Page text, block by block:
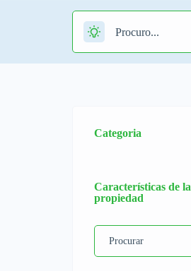
Categoria
Características de la
propiedad